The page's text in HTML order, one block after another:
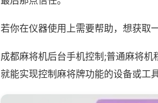
若你在仪器使用上需要帮助，想获取
成都麻将机后台手机控制;普通麻将
就能实现控制麻将牌功能的设备或工具